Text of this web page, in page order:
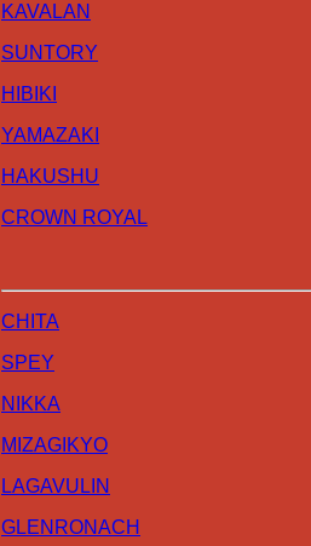
KAVALAN
SUNTORY
HIBIKI
YAMAZAKI
HAKUSHU
CROWN ROYAL
CHITA
SPEY
NIKKA
MIZAGIKYO
LAGAVULIN
GLENRONACH